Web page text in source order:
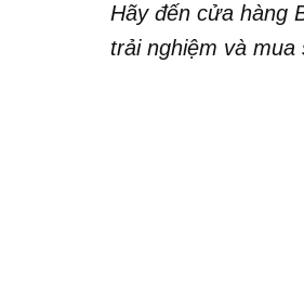
Hãy đến cửa hàng
trải nghiệm và mua